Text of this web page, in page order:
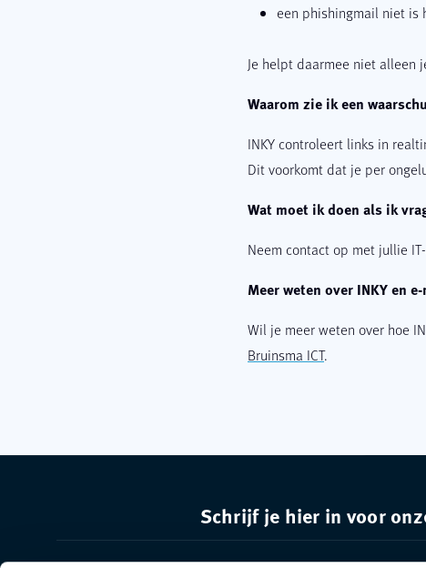
een phishingmail niet is
Je helpt daarmee niet alleen
Waarom zie ik een
INKY controleert links in
Dit voorkomt dat je per
Wat moet ik doen als ik
Neem contact op met jullie
Meer weten over INKY en
Wil je meer weten over hoe
Bruinsma ICT.
Schrijf je hier in voor